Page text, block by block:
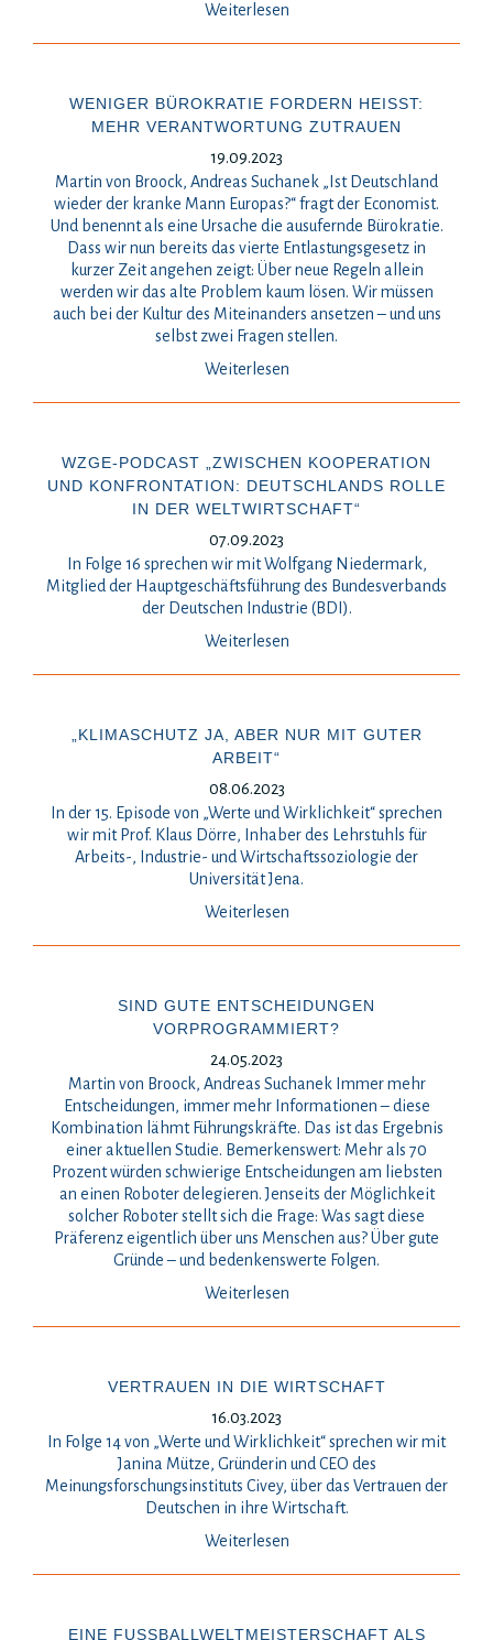
Weiterlesen
WENIGER BÜROKRATIE FORDERN HEISST: M
EHR VERANTWORTUNG ZUTRAUEN
19.09.2023
Martin von Broock, Andreas Suchanek „Ist Deutschland
wieder der kranke Mann Europas?“ fragt der Economist.
Und benennt als eine Ursache die ausufernde Bürokratie.
Dass wir nun bereits das vierte Entlastungsgesetz in
kurzer Zeit angehen zeigt: Über neue Regeln allein
werden wir das alte Problem kaum lösen. Wir müssen
auch bei der Kultur des Miteinanders ansetzen – und uns
selbst zwei Fragen stellen.
Weiterlesen
WZGE-PODCAST „ZWISCHEN KOOPERATION
UND KONFRONTATION: DEUTSCHLANDS ROLLE
IN DER WELTWIRTSCHAFT“
07.09.2023
In Folge 16 sprechen wir mit Wolfgang Niedermark,
Mitglied der Hauptgeschäftsführung des Bundesverbands
der Deutschen Industrie (BDI).
Weiterlesen
„KLIMASCHUTZ JA, ABER NUR MIT GUTER
ARBEIT“
08.06.2023
In der 15. Episode von „Werte und Wirklichkeit“ sprechen
wir mit Prof. Klaus Dörre, Inhaber des Lehrstuhls für
Arbeits-, Industrie- und Wirtschaftssoziologie der
Universität Jena.
Weiterlesen
SIND GUTE ENTSCHEIDUNGEN
VORPROGRAMMIERT?
24.05.2023
Martin von Broock, Andreas Suchanek Immer mehr
Entscheidungen, immer mehr Informationen – diese
Kombination lähmt Führungskräfte. Das ist das Ergebnis
einer aktuellen Studie. Bemerkenswert: Mehr als 70
Prozent würden schwierige Entscheidungen am liebsten
an einen Roboter delegieren. Jenseits der Möglichkeit
solcher Roboter stellt sich die Frage: Was sagt diese
Präferenz eigentlich über uns Menschen aus? Über gute
Gründe – und bedenkenswerte Folgen.
Weiterlesen
VERTRAUEN IN DIE WIRTSCHAFT
16.03.2023
In Folge 14 von „Werte und Wirklichkeit“ sprechen wir mit
Janina Mütze, Gründerin und CEO des
Meinungsforschungsinstituts Civey, über das Vertrauen der
Deutschen in ihre Wirtschaft.
Weiterlesen
EINE FUSSBALLWELTMEISTERSCHAFT ALS C